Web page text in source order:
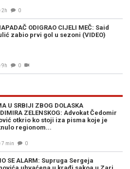
2h 0
ODIGRAO CIJELI MEČ: Said
zabio prvi gol u sezoni (VIDEO)
9h 0
U SRBIJI ZBOG DOLASKA
ZELENSKOG: Advokat Čedomir
otkrio ko stoji iza pisma koje je
regionom...
7 min 0
SE ALARM: Supruga Sergeja
uhvaćena u krađi sakoa u Zari